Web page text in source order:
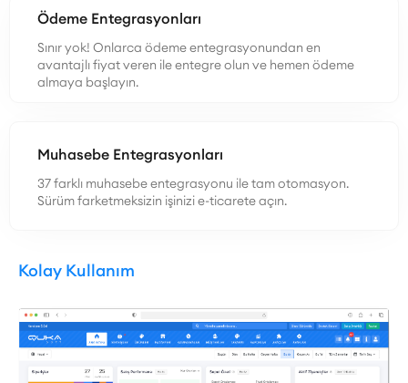
Ödeme Entegrasyonları
Sınır yok! Onlarca ödeme entegrasyonundan en
avantajlı fiyat veren ile entegre olun ve hemen ödeme
almaya başlayın.
Muhasebe Entegrasyonları
37 farklı muhasebe entegrasyonu ile tam otomasyon.
Sürüm farketmeksizin işinizi e-ticarete açın.
Kolay Kullanım